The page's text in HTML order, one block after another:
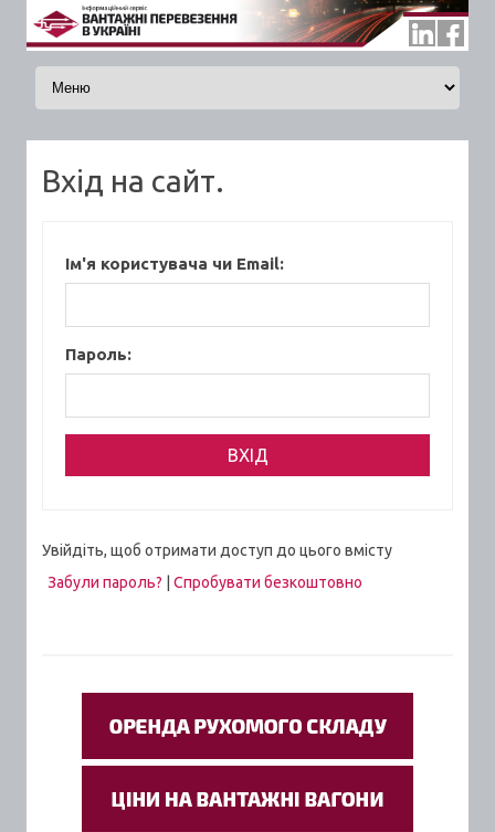
Skip to content
Вхід на сайт.
Ім'я користувача чи Email:
Пароль:
Увійдіть, щоб отримати доступ до цього вмісту
Забули пароль?
Спробувати безкоштовно